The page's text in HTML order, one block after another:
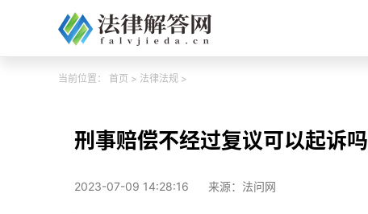
当前位置： 首页 > 法律法规 >
刑事赔偿不经过复议可以起诉吗
2023-07-09 14:28:16 来源：法问网